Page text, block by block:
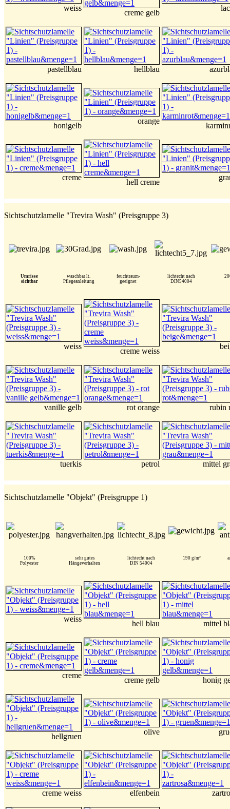
weiss
creme gelb
pastellblau hellblau
honigelb
orange
creme
hell creme
Sichtschutzlamelle "Trevira Wash" (Preisgruppe 3)
Umrisse
sichtbar
waschbar lt.
Pflegeanleitung
feuchtraum-
geeignet
lichtecht nach
DIN54004
weiss
creme weiss
vanille gelb rot orange rubin
tuerkis petrol mittel
Sichtschutzlamelle "Objekt" (Preisgruppe 1)
100%
Polyester
sehr gutes
Hängeverhalten
lichtecht nach
DIN 54004
190 g/m²
weiss
hell blau mittel
creme
creme gelb honig
hellgruen
olive
creme weiss elfenbein